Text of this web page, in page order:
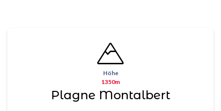
Höhe
1350m
Plagne Montalbert